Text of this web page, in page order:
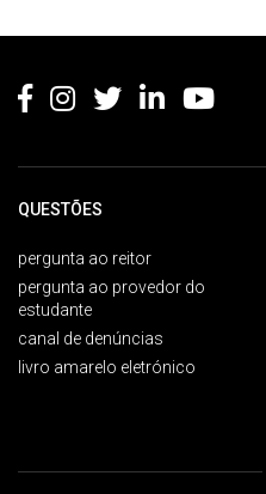
QUESTÕES
pergunta ao reitor
pergunta ao provedor do
estudante
canal de denúncias
livro amarelo eletrónico